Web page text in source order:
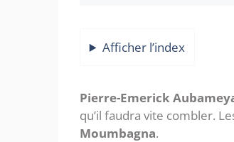
Afficher l’index
Pierre-Emerick
qu’il faudra vite combler.
Moumbagna.